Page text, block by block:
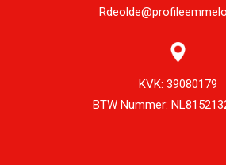
KVK: 39080179
BTW Nummer: